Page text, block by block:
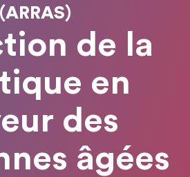
(ARRAS)
de la
en
des
âgées